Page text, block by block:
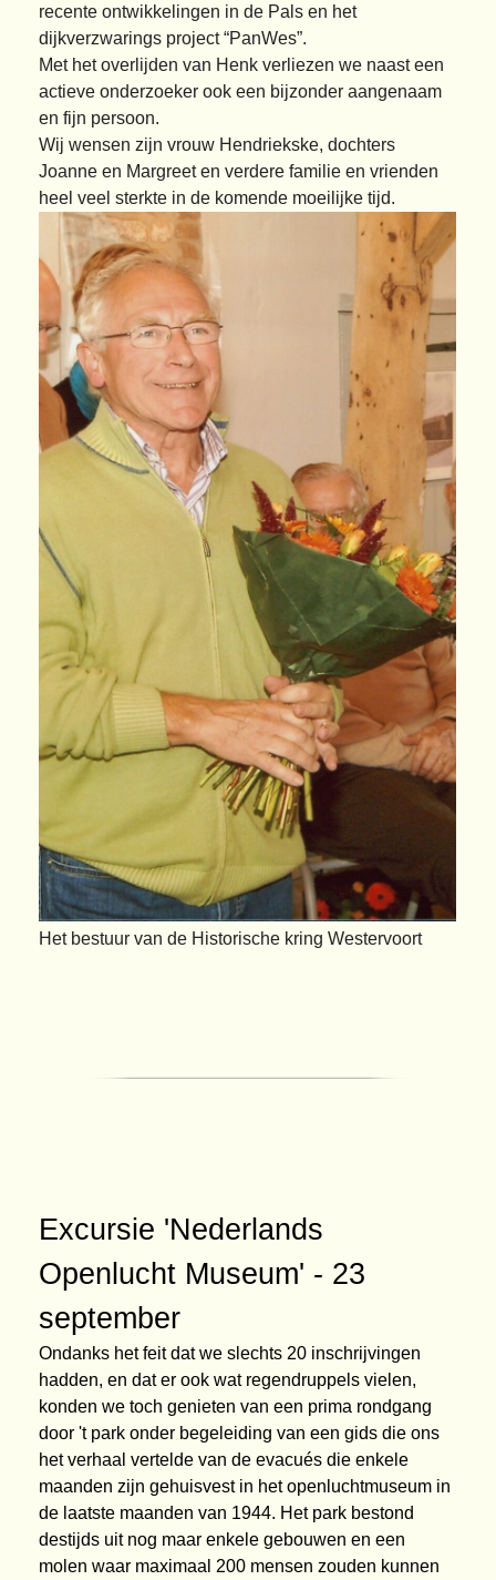
recente ontwikkelingen in de Pals en het
dijkverzwarings project “PanWes”.
Met het overlijden van Henk verliezen we naast een
actieve onderzoeker ook een bijzonder aangenaam
en fijn persoon.
Wij wensen zijn vrouw Hendriekske, dochters
Joanne en Margreet en verdere familie en vrienden
heel veel sterkte in de komende moeilijke tijd.
Het bestuur van de Historische kring Westervoort
Excursie 'Nederlands
Openlucht Museum' - 23
september
Ondanks het feit dat we slechts 20 inschrijvingen
hadden, en dat er ook wat regendruppels vielen,
konden we toch genieten van een prima rondgang
door 't park onder begeleiding van een gids die ons
het verhaal vertelde van de evacués die enkele
maanden zijn gehuisvest in het openluchtmuseum in
de laatste maanden van 1944. Het park bestond
destijds uit nog maar enkele gebouwen en een
molen waar maximaal 200 mensen zouden kunnen